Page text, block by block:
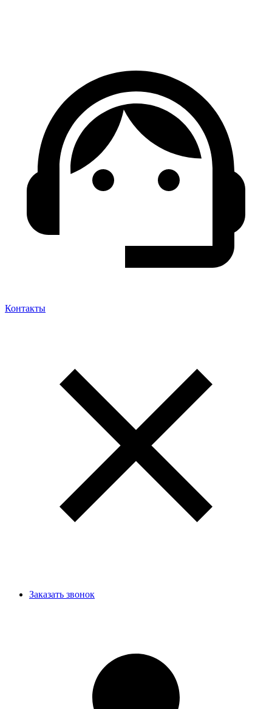
Контакты
Заказать звонок